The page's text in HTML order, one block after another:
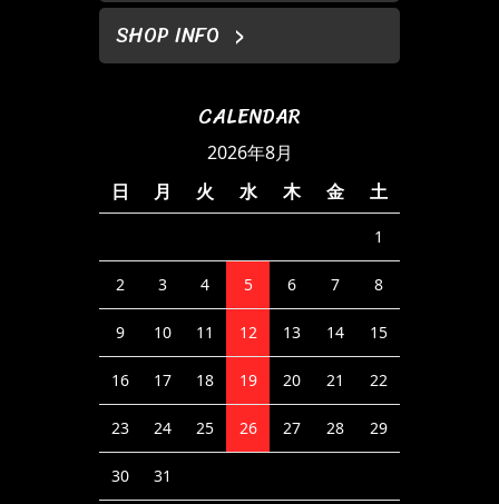
SHOP INFO
CALENDAR
2026年8月
日
月 火 水 木 金 土
1
2 3 4 5 6 7 8
9 10 11 12 13 14 15
16 17 18 19 20 21 22
23 24 25 26 27 28 29
30 31